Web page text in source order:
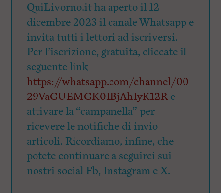
QuiLivorno.it ha aperto il 12
dicembre 2023 il canale Whatsapp e
invita tutti i lettori ad iscriversi.
Per l’iscrizione, gratuita, cliccate il
seguente link
https://whatsapp.com/channel/00
29VaGUEMGK0IBjAhIyK12Re
attivare la “campanella” per
ricevere le notifiche di invio
articoli. Ricordiamo, infine, che
potete continuare a seguirci sui
nostri social Fb, Instagram e X.